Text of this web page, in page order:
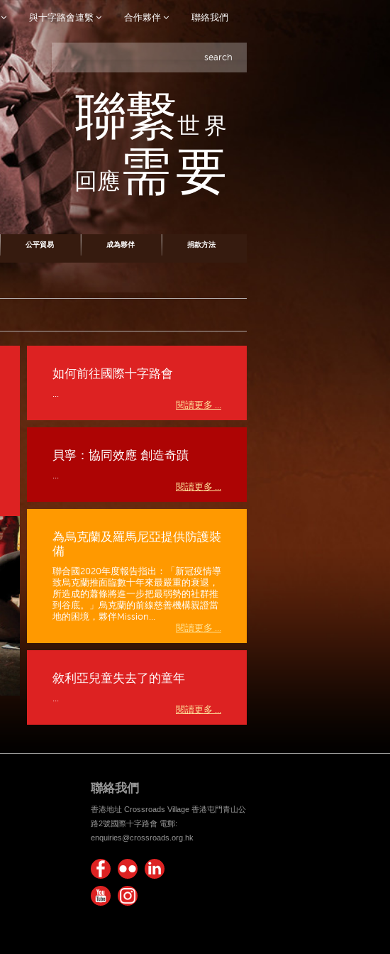
與十字路會連繫 合作夥伴 聯絡我們
search
聯繫世界
回應需要
公平貿易 成為夥伴 捐款方法
如何前往國際十字路會
...
閱讀更多 ...
貝寧：協同效應 創造奇蹟
...
閱讀更多 ...
為烏克蘭及羅馬尼亞提供防護裝
備
聯合國2020年度報告指出：「新冠疫情導
致烏克蘭推面臨數十年來最嚴重的衰退，
所造成的蕭條將進一步把最弱勢的社群推
到谷底。」烏克蘭的前線慈善機構親證當
地的困境，夥伴Mission...
閱讀更多 ...
敘利亞兒童失去了的童年
...
閱讀更多 ...
聯絡我們
香港地址 Crossroads Village 香港屯門青山公
路2號國際十字路會 電郵:
enquiries@crossroads.org.hk
Find
us on
Flickr
Photos